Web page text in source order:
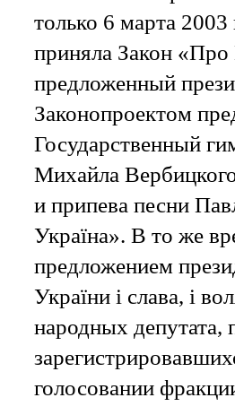
только 6 марта
приняла Закон
предложенный
Законопроектом
Государственный
Михайла
и припева песни
Україна». В то же
предложением
України і слава, і
народных депутата,
голосовании